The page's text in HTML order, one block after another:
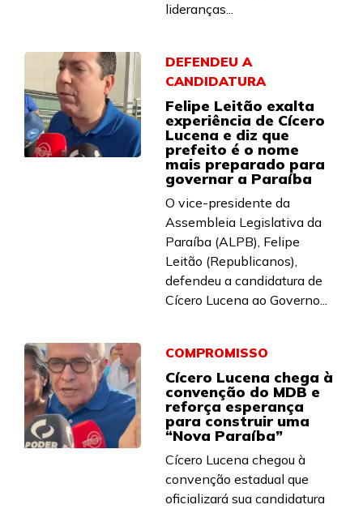
lideranças...
DEFENDEU A
CANDIDATURA
Felipe Leitão exalta
experiência de Cícero
Lucena e diz que
prefeito é o nome
mais preparado para
governar a Paraíba
O vice-presidente da
Assembleia Legislativa da
Paraíba (ALPB), Felipe
Leitão (Republicanos),
defendeu a candidatura de
Cícero Lucena ao Governo...
COMPROMISSO
Cícero Lucena chega à
convenção do MDB e
reforça esperança
para construir uma
“Nova Paraíba”
Cícero Lucena chegou à
convenção estadual que
oficializará sua candidatura